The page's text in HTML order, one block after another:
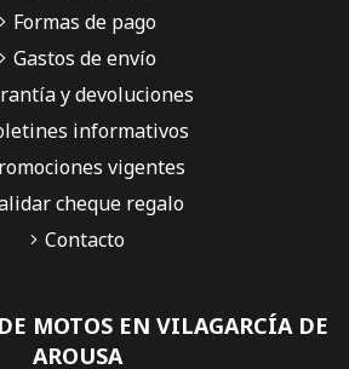
MOTOS EN VILAGARCÍA DE
AROUSA
Formas de pago
Gastos de envío
y devoluciones
informativos
vigentes
cheque regalo
Contacto